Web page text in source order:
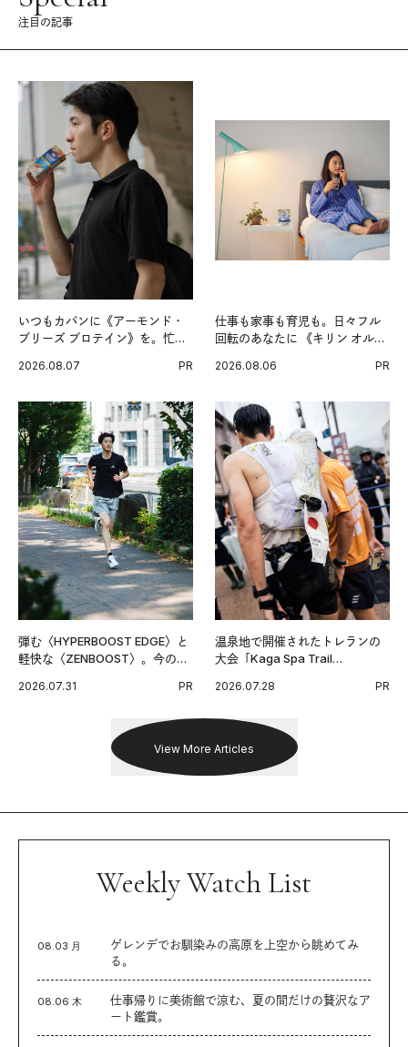
注目の記事
いつもカバンに《アーモンド・
ブリーズ プロテイン》を。忙し
グ習慣。
2026.08.07 PR
仕事も家事も育児も。日々フル
回転のあなたに 《キリン オルニ
2026.08.06 PR
弾む〈HYPERBOOST EDGE〉と
軽快な〈ZENBOOST〉。今の時
出した新機軸。
2026.07.31 PR
温泉地で開催されたトレランの
大会「Kaga Spa Trail
戦を夢見るランナーたちの奮闘
2026.07.28 PR
View More Articles
Weekly Watch List
08.03 月
ゲレンデでお馴染みの高原を上空から眺めてみ
る。
08.06 木
仕事帰りに美術館で涼む、夏の間だけの贅沢なア
ート鑑賞。